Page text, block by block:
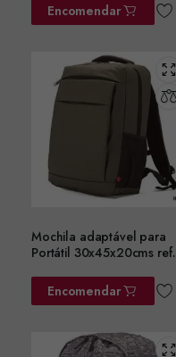
Encomendar
Mochila adaptável para
Portátil 30x45x20cms ref.
Encomendar